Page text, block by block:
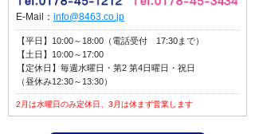
E-Mail： info@8463.co.jp
【平日】10:00～18:00（電話受付 17:30まで）
【土日】10:00～17:00
【定休日】毎週水曜日・第2 第4日曜日・祝日
（昼休み12:30～13:30）
2月は水曜日のみ定休日、3月は休まず営業します